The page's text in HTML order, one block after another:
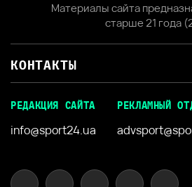
Материалы сайта
старше 21 года
КОНТАКТЫ
РЕДАКЦИЯ САЙТА
info@sport24.ua
РЕКЛАМНЫЙ